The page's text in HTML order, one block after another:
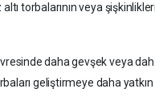
torbalarının veya
daha gevşek veya
geliştirmeye daha